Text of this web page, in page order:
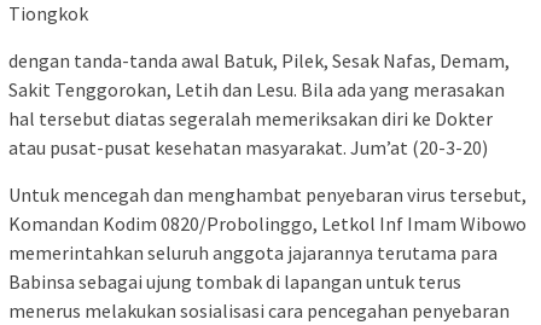
Tiongkok
dengan tanda-tanda awal Batuk, Pilek, Sesak Nafas, Demam,
Sakit Tenggorokan, Letih dan Lesu. Bila ada yang merasakan
hal tersebut diatas segeralah memeriksakan diri ke Dokter
atau pusat-pusat kesehatan masyarakat. Jum’at (20-3-20)
Untuk mencegah dan menghambat penyebaran virus tersebut,
Komandan Kodim 0820/Probolinggo, Letkol Inf Imam Wibowo
memerintahkan seluruh anggota jajarannya terutama para
Babinsa sebagai ujung tombak di lapangan untuk terus
menerus melakukan sosialisasi cara pencegahan penyebaran